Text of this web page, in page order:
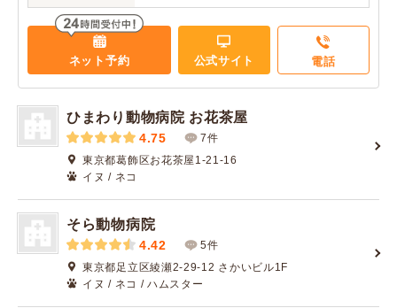
ネット予約 公式サイト 電話
ひまわり動物病院 お花茶屋
4.75
7件
東京都葛飾区お花茶屋1-21-16
イヌ / ネコ
そら動物病院
4.42
5件
東京都足立区綾瀬2-29-12 さかいビル1F
イヌ / ネコ / ハムスター